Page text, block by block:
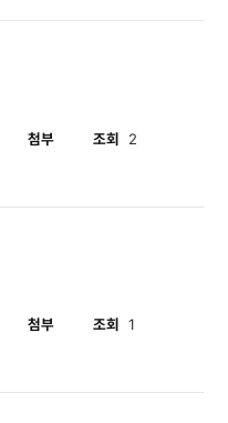
첨부 조회 2
첨부 조회 1